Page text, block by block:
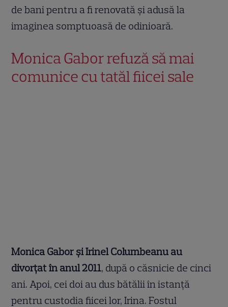
de bani pentru a fi renovată și adusă la
imaginea somptuoasă de odinioară.
Monica Gabor refuză să mai
comunice cu tatăl fiicei sale
Monica Gabor și Irinel Columbeanu au
divorțat în anul 2011, după o căsnicie de cinci
ani. Apoi, cei doi au dus bătălii în istanță
pentru custodia fiicei lor, Irina. Fostul